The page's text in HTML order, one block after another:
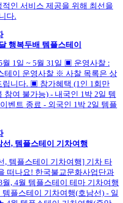
인 서비스 제공을 위해 최선을
다.
행복두배 템플스테이
1일 ~ 5월 31일 ▣ 운영사찰 :
테이 운영사찰 ※ 사찰 목록은 상
립니다. ▣ 참가혜택 (1인 1회만
참여 불가능) - 내국인 1박 2일 템
벤트 종료 - 외국인 1박 2일 템플
, 템플스테이 기차여행
, 템플스테이 기차여행] 기차 타
떠나요! 한국불교문화사업단과
, 4월 템플스테이 테마 기차여행
플스테이 기차여행(호남선) - 일